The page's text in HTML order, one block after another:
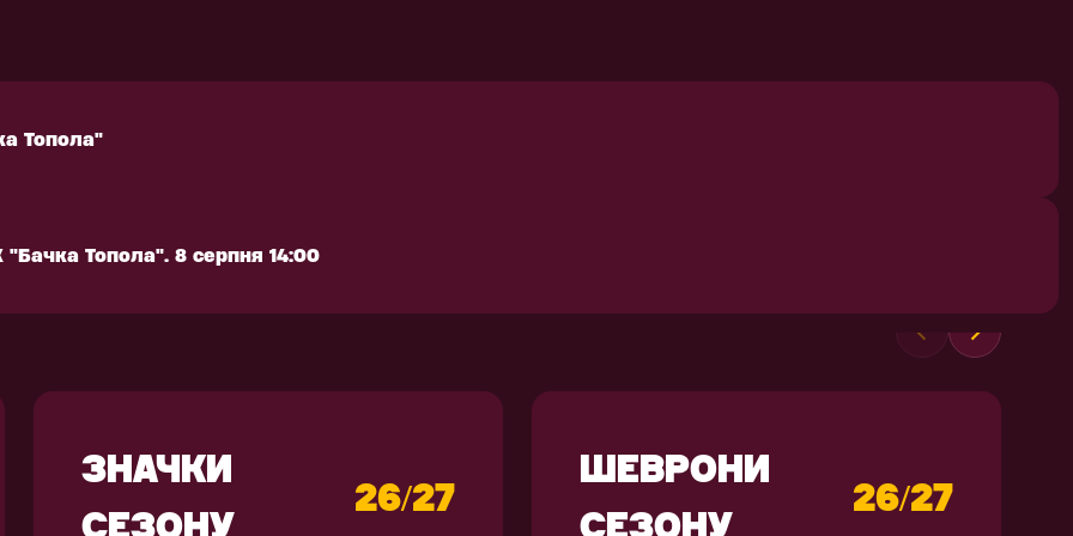
Топола"
Топола". 8 серпня 14:00
Топола"
Топола". 8 серпня 14:00
ЗНАЧКИ
СЕЗОНУ
26/27
ШЕВРОНИ
СЕЗОНУ
26/27